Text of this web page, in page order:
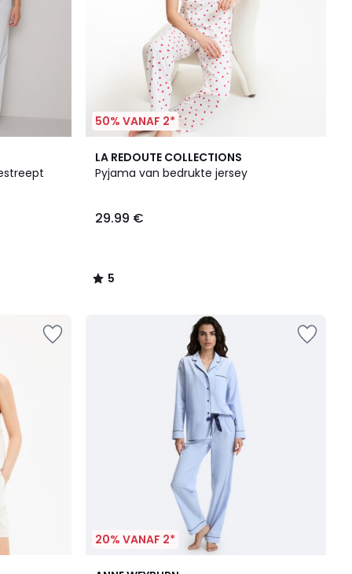
50% VANAF 2*
LA REDOUTE COLLECTIONS
Pyjama van bedrukte jersey
29.99 €
5
/
5
/
20% VANAF 2*